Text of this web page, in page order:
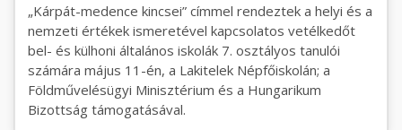
„Kárpát-medence kincsei” címmel rendeztek a helyi és a
nemzeti értékek ismeretével kapcsolatos vetélkedőt
bel- és külhoni általános iskolák 7. osztályos tanulói
számára május 11-én, a Lakitelek Népfőiskolán; a
Földművelésügyi Minisztérium és a Hungarikum
Bizottság támogatásával.